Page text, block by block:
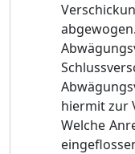
hiermit zur
Welche